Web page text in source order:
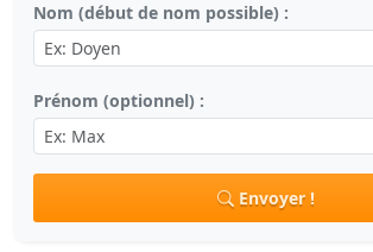
Nom (début de nom possible) :
Prénom (optionnel) :
Envoyer !